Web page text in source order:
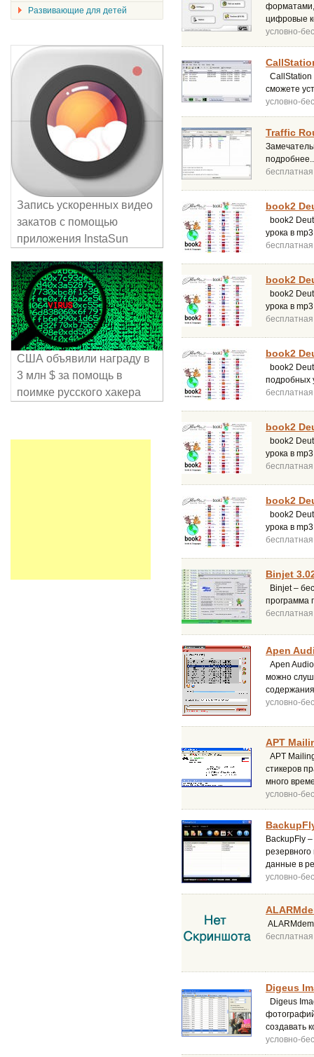
форматами,
цифровые
условно-
сможете
условно-
Traffic
бесплатная
book2
book2
урока в
бесплатная
book2
book2
урока в
бесплатная
book2
book2
подробных
бесплатная
book2
book2
урока в
бесплатная
book2
book2
урока в
бесплатная
Binjet
Binjet –
программа
бесплатная
Apen
Apen
можно
условно-
APT
APT
стикеров
много
условно-
BackupFly
данные в
условно-
бесплатная
Digeus
Digeus
создавать
условно-
Развивающие для детей
Запись ускоренных видео
закатов с помощью
приложения InstaSun
США объявили награду в
3 млн $ за помощь в
поимке русского хакера